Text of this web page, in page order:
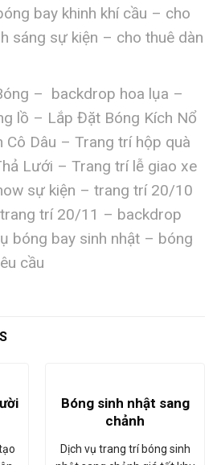
bay khinh khí cầu – cho
sáng sự kiện – cho thuê dàn
– backdrop hoa lụa –
lồ – Lắp Đặt Bóng Kích Nổ
Cô Dâu – Trang trí hộp quà
Lưới – Trang trí lễ giao xe
sự kiện – trang trí 20/10
trí 20/11 – backdrop
bóng bay sinh nhật – bóng
cầu
Bóng sinh nhật sang
chảnh
Dịch vụ trang trí bóng sinh